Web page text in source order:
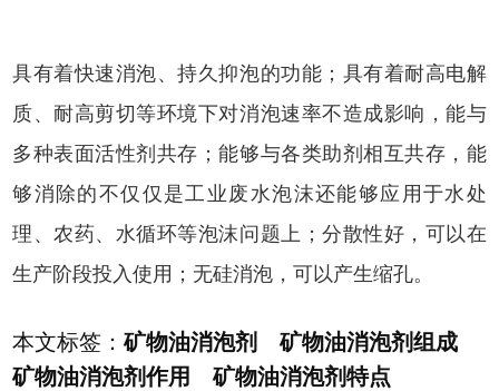
具有着快速消泡、持久抑泡的功能；具有着耐高电解
质、耐高剪切等环境下对消泡速率不造成影响，能与
多种表面活性剂共存；能够与各类助剂相互共存，能
够消除的不仅仅是工业废水泡沫还能够应用于水处
理、农药、水循环等泡沫问题上；分散性好，可以在
生产阶段投入使用；无硅消泡，可以产生缩孔。
本文标签：矿物油消泡剂 矿物油消泡剂组成
矿物油消泡剂作用 矿物油消泡剂特点